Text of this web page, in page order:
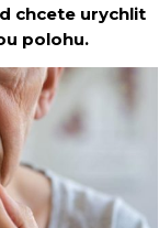
chcete urychlit
polohu.